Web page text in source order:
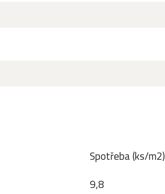
Spotřeba (ks/m2)
9,8